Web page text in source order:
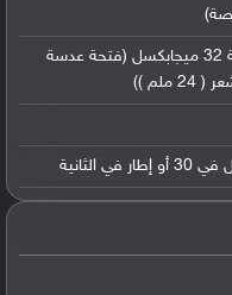
عدسة واسعة بدقة 32 ميجابكسل (فتحة عدسة